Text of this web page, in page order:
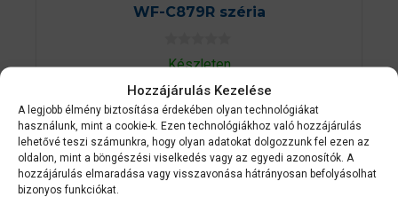
Hozzájárulás Kezelése
A legjobb élmény biztosítása érdekében olyan technológiákat
használunk, mint a cookie-k. Ezen technológiákhoz való hozzájárulás
lehetővé teszi számunkra, hogy olyan adatokat dolgozzunk fel ezen az
oldalon, mint a böngészési viselkedés vagy az egyedi azonosítók. A
hozzájárulás elmaradása vagy visszavonása hátrányosan befolyásolhat
bizonyos funkciókat.
WF-C879R széria
0
a
z
5
-
b
ő
l
Készleten
204 989Ft
KOSÁRBA TESZEM